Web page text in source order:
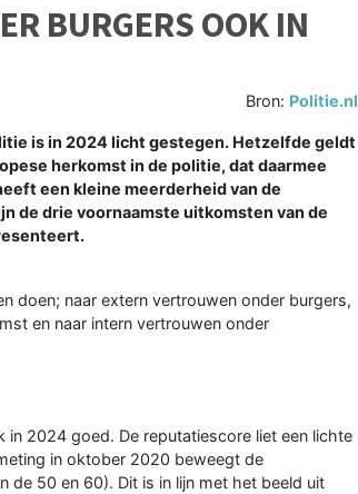
BURGERS OOK IN
Bron: Politie.nl
is in 2024 licht gestegen. Hetzelfde geldt
herkomst in de politie, dat daarmee
een kleine meerderheid van de
de drie voornaamste uitkomsten van de
doen; naar extern vertrouwen onder burgers,
en naar intern vertrouwen onder
2024 goed. De reputatiescore liet een lichte
in oktober 2020 beweegt de
de 50 en 60). Dit is in lijn met het beeld uit